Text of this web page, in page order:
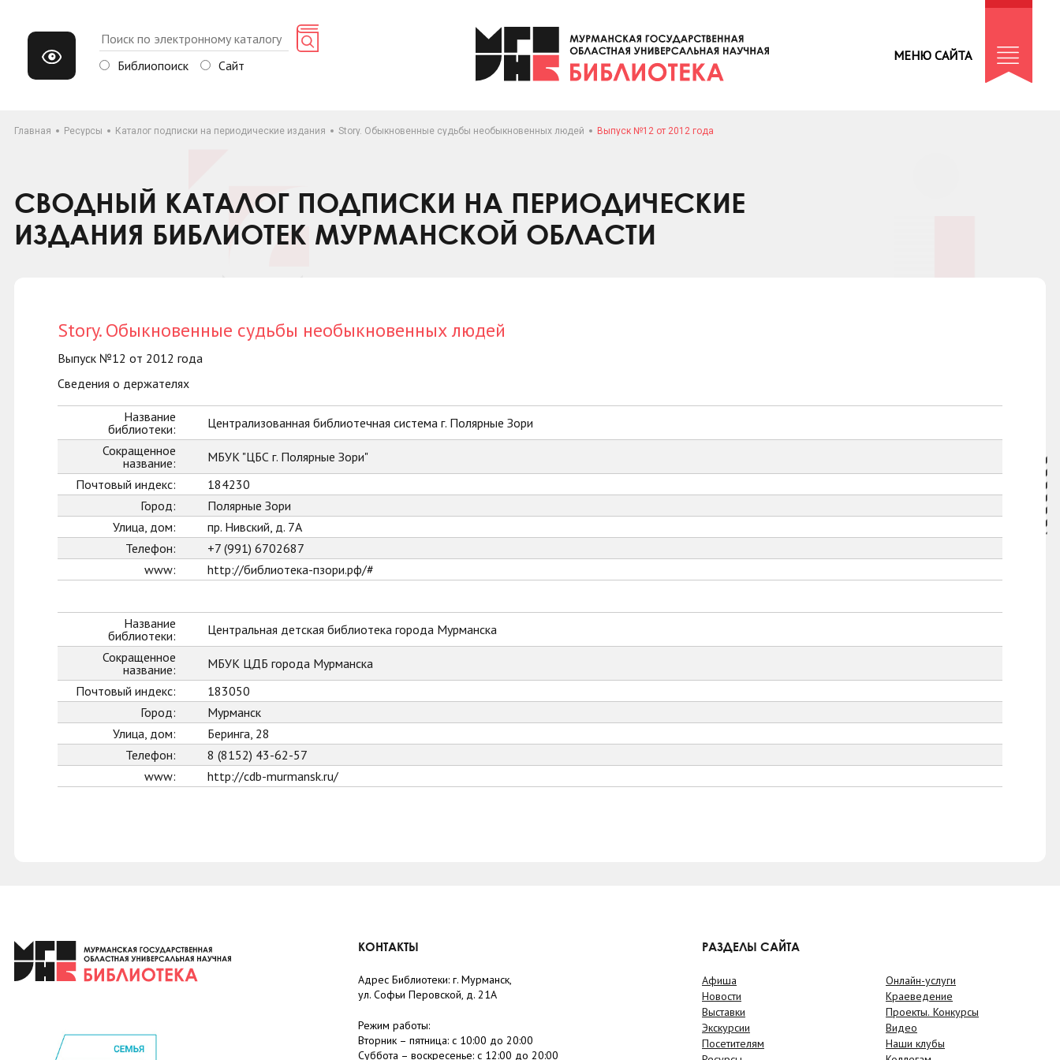
Библиопоиск Сайт
МЕНЮ САЙТА
Главная Ресурсы Каталог подписки на периодические издания Story. Обыкновенные судьбы необыкновенных людей Выпуск №12 от 2012 года
СВОДНЫЙ КАТАЛОГ ПОДПИСКИ НА ПЕРИОДИЧЕСКИЕ
ИЗДАНИЯ БИБЛИОТЕК МУРМАНСКОЙ ОБЛАСТИ
Story. Обыкновенные судьбы необыкновенных людей
Выпуск №12 от 2012 года
Сведения о держателях
Название
библиотеки:
Централизованная библиотечная система г. Полярные Зори
Сокращенное
название:
МБУК "ЦБС г. Полярные Зори"
Почтовый индекс:
184230
Город:
Полярные Зори
Улица, дом:
пр. Нивский, д. 7А
Телефон:
+7 (991) 6702687
www:
http://библиотека-пзори.рф/#
Название
библиотеки:
Центральная детская библиотека города Мурманска
Сокращенное
название:
МБУК ЦДБ города Мурманска
Почтовый индекс:
183050
Город:
Мурманск
Улица, дом:
Беринга, 28
Телефон:
8 (8152) 43-62-57
www:
http://cdb-murmansk.ru/
КОНТАКТЫ
Адрес Библиотеки: г. Мурманск,
ул. Софьи Перовской, д. 21А
Режим работы:
Вторник – пятница: с 10:00 до 20:00
Суббота – воскресенье: c 12:00 до 20:00
РАЗДЕЛЫ САЙТА
Афиша
Новости
Выставки
Экскурсии
Посетителям
Онлайн-услуги
Краеведение
Проекты. Конкурсы
Видео
Наши клубы